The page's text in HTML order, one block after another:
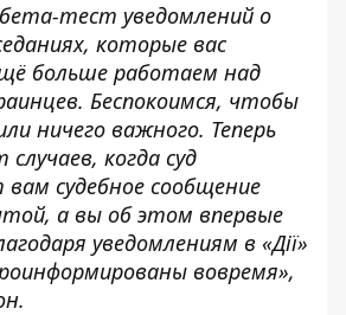
тест уведомлений о
которые вас
больше работаем над
Беспокоимся, чтобы
ничего важного. Теперь
когда суд
судебное сообщение
а вы об этом впервые
уведомлениям в «Дії»
вовремя»,